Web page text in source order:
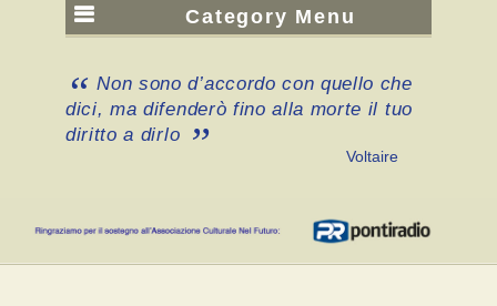
Category Menu
Non sono d’accordo con quello che
dici, ma difenderò fino alla morte il tuo
diritto a dirlo
Voltaire